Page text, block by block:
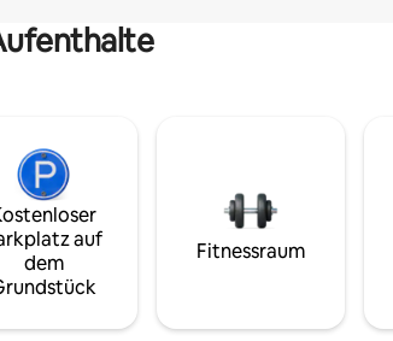
auf
dem
Fitnessraum